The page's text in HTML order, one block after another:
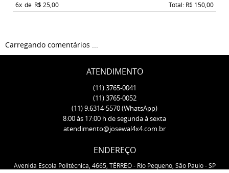
6x de R$ 25,00 Total: R$ 150,00
Carregando comentários ...
ATENDIMENTO
(11)3765-0041
(11)3765-0052
(11)9.6314-5570(WhatsApp)
8:00 às 17:00 h de segunda à sexta
atendimento@josewal4x4.com.br
ENDEREÇO
Avenida Escola Politécnica, 4665, TÉRREO- Rio Pequeno, São Paulo-SP